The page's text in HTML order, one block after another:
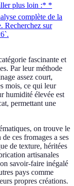
plus loin :* *
complète de la
Recherchez sur
fascinante et
Par leur méthode
assez court,
mois, ce qui leur
humidité élevée est
permettant une
on trouve le
de ces fromages a ses
de texture, héritées
artisanales
savoir-faire inégalé
pays comme
propres créations.